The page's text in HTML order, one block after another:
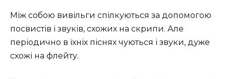
Між собою вивільги спілкуються за допомогою
посвистів і звуків, схожих на скрипи. Але
періодично в їхніх піснях чуються і звуки, дуже
схожі на флейту.